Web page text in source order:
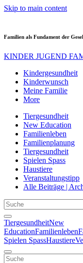
Skip to main content
Familien als Fundament der
KINDER JUGEND
Kindergesundheit
Kinderwunsch
Meine Familie
More
Tiergesundheit
New Education
Familienleben
Familienplanung
Tiergesundheit
Spielen Spass
Haustiere
Veranstaltungstipp
Alle Beiträge |
TiergesundheitNew
EducationFamilienleben
Spielen SpassHaustiere